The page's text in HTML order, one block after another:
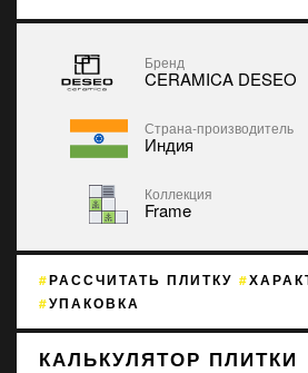
Бренд
CERAMICA DESEO
Страна-производитель
Индия
Коллекция
Frame
РАССЧИТАТЬ ПЛИТКУ
УПАКОВКА
КАЛЬКУЛЯТОР ПЛИТКИ